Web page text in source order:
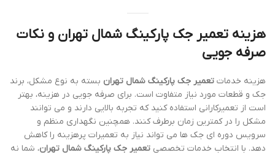
هزینه تعمیر جک پارکینگ شمال تهران و نکات
صرفه جویی
هزینه خدمات تعمیر جک پارکینگ شمال تهران بسته به نوع مشکل، برند
جک و قطعات مورد نیاز متفاوت است. برای صرفه جویی در هزینه، بهتر
است از تعمیرکارانی استفاده کنید که تجربه بالایی دارند و می توانند
مشکل را در کمترین زمان برطرف کنند. همچنین نگهداری منظم و
سرویس دوره ای جک ها می تواند نیاز به تعمیرات پرهزینه را کاهش
دهد. با انتخاب خدمات تخصصی تعمیر جک پارکینگ شمال تهران، شما نه